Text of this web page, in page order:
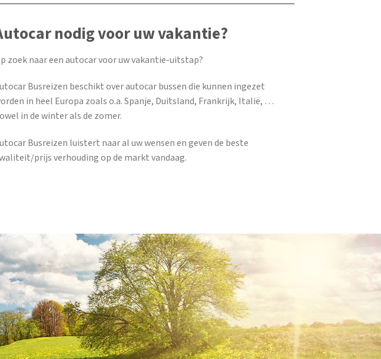
nodig voor uw vakantie?
zoek naar een autocar voor uw vakantie-uitstap?
Busreizen beschikt over autocar bussen die kunnen ingezet
in heel Europa zoals o.a. Spanje, Duitsland, Frankrijk, Italië, …
in de winter als de zomer.
Busreizen luistert naar al uw wensen en geven de beste
prijs verhouding op de markt vandaag.